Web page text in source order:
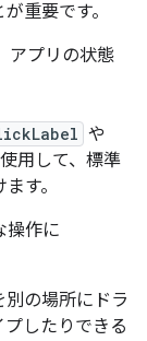
重要です。
アプリの状態
や
用して、標準
す。
操作に
の場所にドラ
したりできる